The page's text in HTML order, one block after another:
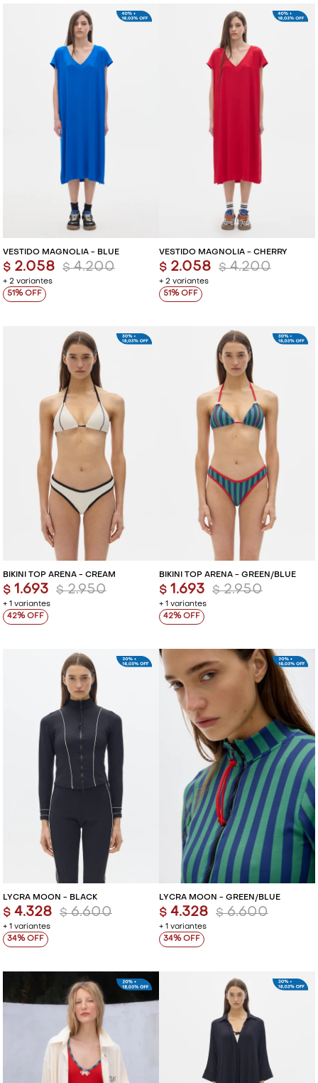
VESTIDO MAGNOLIA - BLUE
+ 2 variantes
$ 2.058 $ 4.200
51
VESTIDO MAGNOLIA - CHERRY
+ 2 variantes
$ 2.058 $ 4.200
51
BIKINI TOP ARENA - CREAM
+ 1 variantes
$ 1.693 $ 2.950
42
BIKINI TOP ARENA - GREEN/BLUE
+ 1 variantes
$ 1.693 $ 2.950
42
LYCRA MOON - BLACK
+ 1 variantes
$ 4.328 $ 6.600
34
LYCRA MOON - GREEN/BLUE
+ 1 variantes
$ 4.328 $ 6.600
34